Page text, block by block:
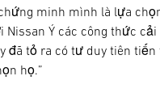
minh mình là lựa
Nissan Ý các công thức
đã tỏ ra có tư duy tiên tiến
họ.”